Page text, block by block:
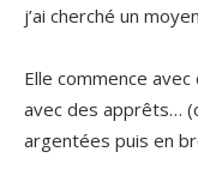
j’ai cherché un
Elle commence
avec des apprêts…
argentées puis en